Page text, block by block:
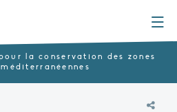
la conservation des zones